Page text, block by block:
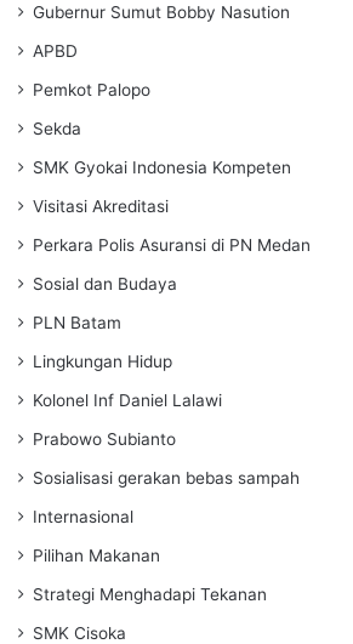
Gubernur Sumut Bobby Nasution
APBD
Pemkot Palopo
Sekda
SMK Gyokai Indonesia Kompeten
Visitasi Akreditasi
Perkara Polis Asuransi di PN Medan
Sosial dan Budaya
PLN Batam
Lingkungan Hidup
Kolonel Inf Daniel Lalawi
Prabowo Subianto
Sosialisasi gerakan bebas sampah
Internasional
Pilihan Makanan
Strategi Menghadapi Tekanan
SMK Cisoka